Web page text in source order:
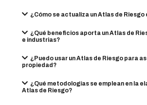
¿Cómo se actualiza un Atlas de
¿Qué beneficios aporta un Atlas de
e industrias?
¿Puedo usar un Atlas de Riesgo para
propiedad?
¿Qué metodologías se emplean en la
Atlas de Riesgo?